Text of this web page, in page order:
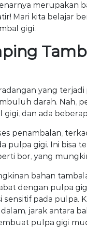
merupakan
Mari kita belajar
gigi.
yang
darah. Nah,
dan ada
penambalan,
pulpa gigi. Ini bisa
bor, yang
bahan
dengan pulpa
sensitif pada pulpa.
jarak antara
pulpa gigi